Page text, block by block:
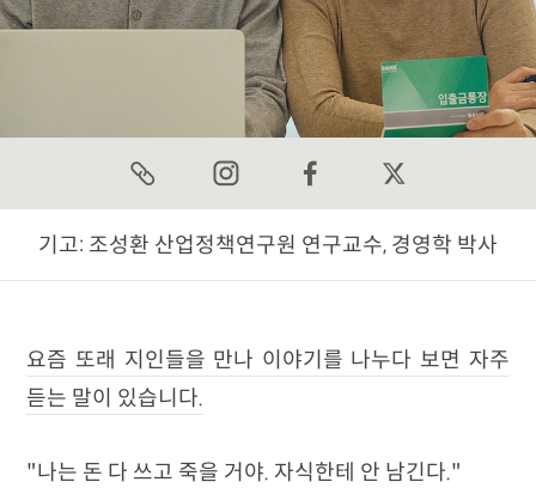
기고: 조성환 산업정책연구원 연구교수, 경영학 박사
요즘 또래 지인들을 만나 이야기를 나누다 보면 자주
듣는 말이 있습니다.
"나는 돈 다 쓰고 죽을 거야. 자식한테 안 남긴다."